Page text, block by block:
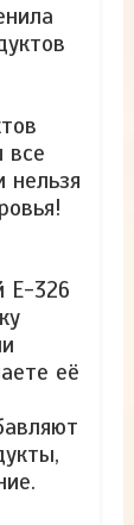
все
нельзя
Е-326
её